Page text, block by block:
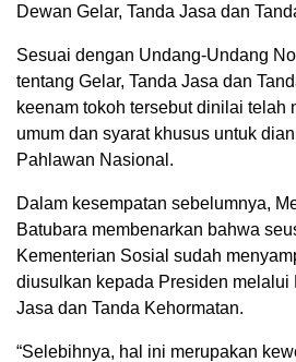
Dewan Gelar, Tanda Jasa dan
Sesuai dengan Undang-Undang
tentang Gelar, Tanda Jasa dan
keenam tokoh tersebut dinilai telah
umum dan syarat khusus untuk
Pahlawan Nasional.
Dalam kesempatan sebelumnya,
Batubara membenarkan bahwa
Kementerian Sosial sudah
diusulkan kepada Presiden melalui
Jasa dan Tanda Kehormatan.
“Selebihnya, hal ini merupakan